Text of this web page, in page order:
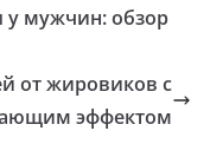
у мужчин: обзор
от жировиков с
эффектом